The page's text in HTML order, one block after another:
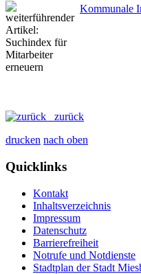
Kommunale
zurück
drucken nach oben
Quicklinks
Kontakt
Inhaltsverzeichnis
Impressum
Datenschutz
Barrierefreiheit
Notrufe und Notdienste
Stadtplan der Stadt